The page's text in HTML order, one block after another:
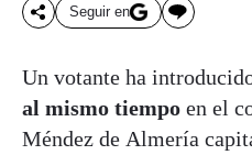
Seguir en
Un votante ha
al mismo tiempo en el
Méndez de Almería